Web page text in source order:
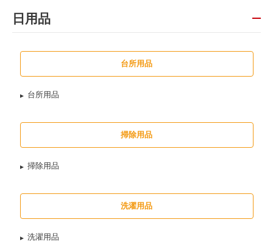
日用品
台所用品
台所用品
掃除用品
掃除用品
洗濯用品
洗濯用品